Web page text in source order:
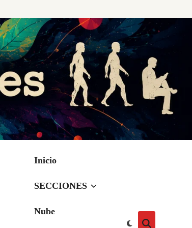
Inicio
SECCIONES
Nube
Cambiar
Abrir